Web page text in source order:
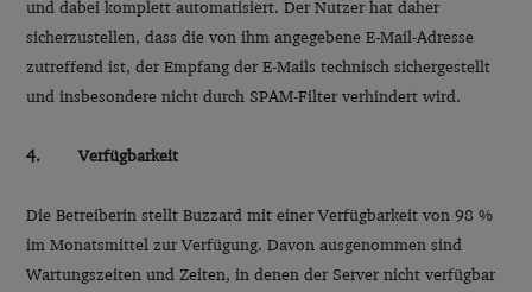
und dabei komplett automatisiert. Der Nutzer hat daher
sicherzustellen, dass die von ihm angegebene E-Mail-Adresse
zutreffend ist, der Empfang der E-Mails technisch sichergestellt
und insbesondere nicht durch SPAM-Filter verhindert wird.
4. Verfügbarkeit
Die Betreiberin stellt Buzzard mit einer Verfügbarkeit von 98 %
im Monatsmittel zur Verfügung. Davon ausgenommen sind
Wartungszeiten und Zeiten, in denen der Server nicht verfügbar